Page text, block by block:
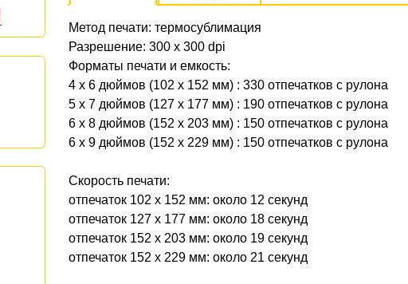
Метод печати: термосублимация
Разрешение: 300 x 300 dpi
Форматы печати и емкость:
4 x 6 дюймов (102 x 152 мм) : 330 отпечатков с рулона
5 x 7 дюймов (127 x 177 мм) : 190 отпечатков с рулона
6 x 8 дюймов (152 x 203 мм) : 150 отпечатков с рулона
6 x 9 дюймов (152 x 229 мм) : 150 отпечатков с рулона
Скорость печати:
отпечаток 102 x 152 мм: около 12 секунд
отпечаток 127 x 177 мм: около 18 секунд
отпечаток 152 x 203 мм: около 19 секунд
отпечаток 152 x 229 мм: около 21 секунд